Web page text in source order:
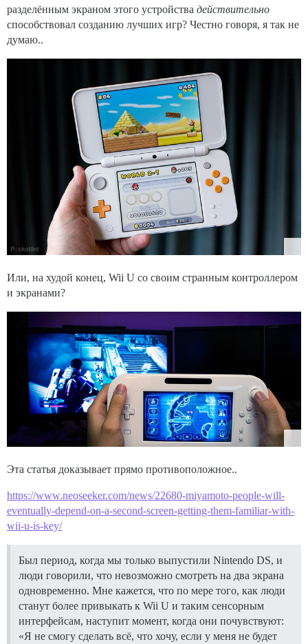
разделённым экраном этого устройства действительно
способствовал созданию лучших игр? Честно говоря, я так не
думаю..
Или, на худой конец, Wii U со своим странным контроллером
и экранами?
Эта статья доказывает прямо противоположное..
https://www.neoseeker.com/news/22680-miyamoto-people-will-
eventually-depend-on-a-second-screen-getting-them-familiar-with-
wii-u-is-key/
Был период, когда мы только выпустили Nintendo DS, и
люди говорили, что невозможно смотреть на два экрана
одновременно. Мне кажется, что по мере того, как люди
станут более привыкать к Wii U и таким сенсорным
интерфейсам, наступит момент, когда они почувствуют:
«Я не смогу сделать всё, что хочу, если у меня не будет